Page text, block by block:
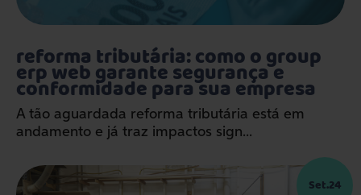
reforma tributária: como o group
erp web garante segurança e
conformidade para sua empresa
A tão aguardada reforma tributária está em
andamento e já traz impactos sign...
Set.24